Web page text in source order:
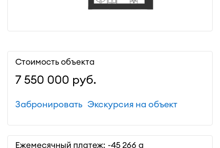
Стоимость объекта
7 550 000 руб.
Экскурсия на объект
Забронировать
Ежемесячный платеж: ~45 266